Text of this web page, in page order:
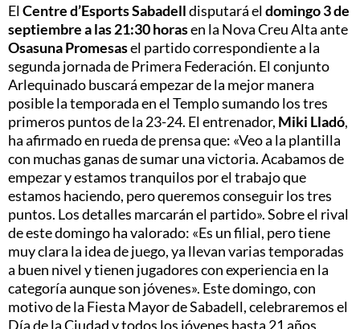
ElCentre d’Esports Sabadelldisputará eldomingo 3 de
septiembre a las 21:30 horasen la Nova Creu Alta ante
Osasuna Promesasel partido correspondiente a la
segunda jornada de Primera Federación. El conjunto
Arlequinado buscará empezar de la mejor manera
posible la temporada en el Templo sumando los tres
primeros puntos de la 23-24. El entrenador, Miki Lladó,
ha afirmado en rueda de prensa que: «Veo a la plantilla
con muchas ganas de sumar una victoria. Acabamos de
empezar y estamos tranquilos por el trabajo que
estamos haciendo, pero queremos conseguir los tres
puntos. Los detalles marcarán el partido». Sobre el rival
de este domingo ha valorado: «Es un filial, pero tiene
muy clara la idea de juego, ya llevan varias temporadas
a buen nivel y tienen jugadores con experiencia en la
categoría aunque son jóvenes». Este domingo, con
motivo de la Fiesta Mayor de Sabadell, celebraremos el
Día de la Ciudad y todos los jóvenes hasta 21 años